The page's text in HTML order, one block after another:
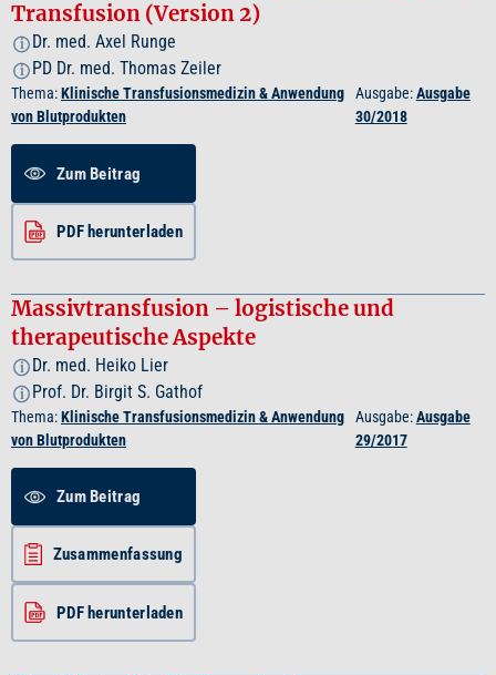
Transfusion (Version 2)
i Dr. med. Axel Runge
i PD Dr. med. Thomas Zeiler
Thema:Klinische Transfusionsmedizin & Anwendung
von Blutprodukten
Ausgabe:Ausgabe
30/2018
Zum Beitrag
PDF herunterladen
Massivtransfusion – logistische und
therapeutische Aspekte
i Dr. med. Heiko Lier
i Prof. Dr. Birgit S. Gathof
Thema:Klinische Transfusionsmedizin & Anwendung
von Blutprodukten
Ausgabe:Ausgabe
29/2017
Zum Beitrag
Zusammenfassung
PDF herunterladen